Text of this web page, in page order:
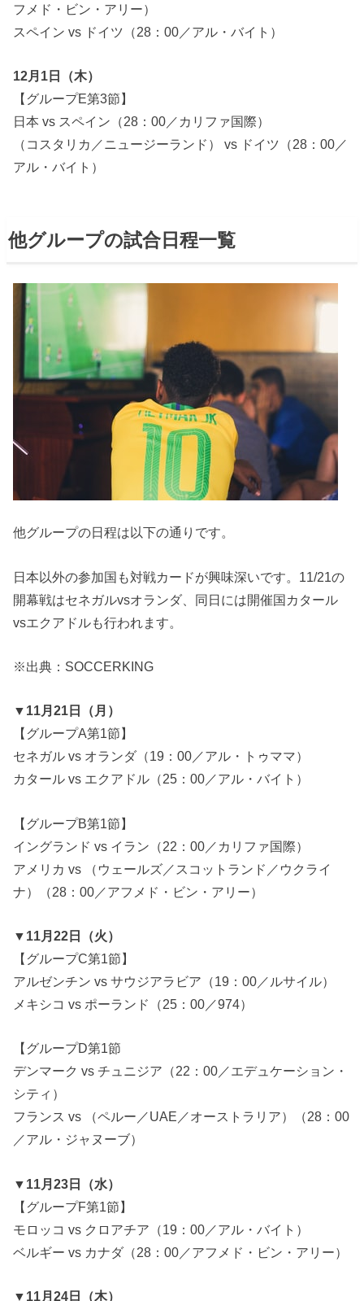
フメド・ビン・アリー）
スペイン vs ドイツ（28：00／アル・バイト）
12月1日（木）
【グループE第3節】
日本 vs スペイン（28：00／カリファ国際）
（コスタリカ／ニュージーランド） vs ドイツ（28：00／
アル・バイト）
他グループの試合日程一覧
他グループの日程は以下の通りです。
日本以外の参加国も対戦カードが興味深いです。11/21の
開幕戦はセネガルvsオランダ、同日には開催国カタール
vsエクアドルも行われます。
※出典：SOCCERKING
▼11月21日（月）
【グループA第1節】
セネガル vs オランダ（19：00／アル・トゥママ）
カタール vs エクアドル（25：00／アル・バイト）
【グループB第1節】
イングランド vs イラン（22：00／カリファ国際）
アメリカ vs （ウェールズ／スコットランド／ウクライ
ナ）（28：00／アフメド・ビン・アリー）
▼11月22日（火）
【グループC第1節】
アルゼンチン vs サウジアラビア（19：00／ルサイル）
メキシコ vs ポーランド（25：00／974）
【グループD第1節
デンマーク vs チュニジア（22：00／エデュケーション・
シティ）
フランス vs （ペルー／UAE／オーストラリア）（28：00
／アル・ジャヌーブ）
▼11月23日（水）
【グループF第1節】
モロッコ vs クロアチア（19：00／アル・バイト）
ベルギー vs カナダ（28：00／アフメド・ビン・アリー）
▼11月24日（木）